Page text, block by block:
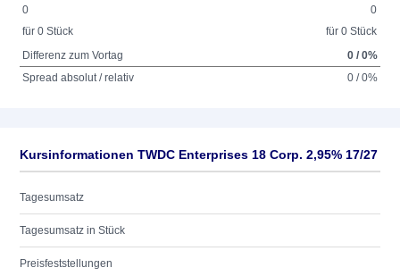
0
für 0 Stück
0
für 0 Stück
Differenz zum Vortag
0 / 0%
Spread absolut / relativ
0 / 0%
Kursinformationen TWDC Enterprises 18 Corp. 2,95% 17/27
Tagesumsatz
Tagesumsatz in Stück
Preisfeststellungen